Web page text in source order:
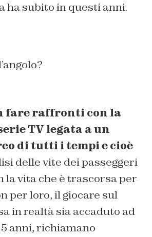
ha subito in questi anni.
fare raffronti con la
TV legata a un
di tutti i tempi e cioè
delle vite dei passeggeri
la vita che è trascorsa per
per loro, il giocare sul
in realtà sia accaduto ad
anni, richiamano